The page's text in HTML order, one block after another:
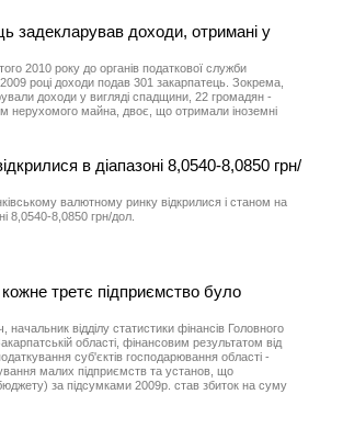
задекларував доходи, отримані у
2010 року до органів податкової служби
2009 році доходи подав 301 закарпатець. Зокрема,
доходи у вигляді спадщини, 22 громадян -
нерухомого майна, двоє, що отримали іноземні
в діапазоні 8,0540-8,0850 грн/
валютному ринку відкрилися і станом на
8,0540-8,0850 грн/дол.
кожне третє підприємство було
начальник відділу статистики фінансів Головного
області, фінансовим результатом від
суб'єктів господарювання області -
малих підприємств та установ, що
за підсумками 2009р. став збиток на суму